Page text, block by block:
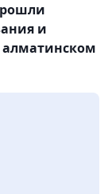
и
алматинском